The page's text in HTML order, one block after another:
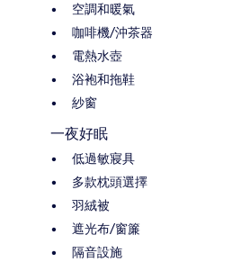
空調和暖氣
咖啡機/沖茶器
電熱水壺
浴袍和拖鞋
紗窗
一夜好眠
低過敏寢具
多款枕頭選擇
羽絨被
遮光布/窗簾
隔音設施